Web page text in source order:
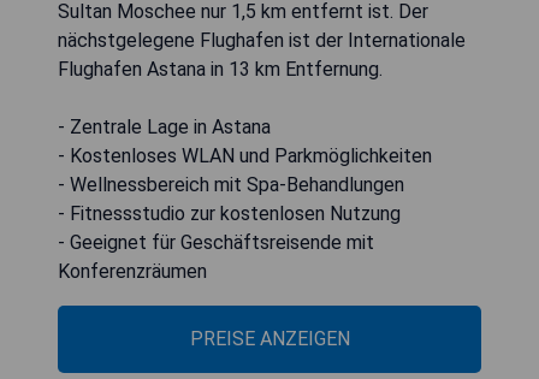
Sultan Moschee nur 1,5 km entfernt ist. Der
nächstgelegene Flughafen ist der Internationale
Flughafen Astana in 13 km Entfernung.
- Zentrale Lage in Astana
- Kostenloses WLAN und Parkmöglichkeiten
- Wellnessbereich mit Spa-Behandlungen
- Fitnessstudio zur kostenlosen Nutzung
- Geeignet für Geschäftsreisende mit
Konferenzräumen
PREISE ANZEIGEN